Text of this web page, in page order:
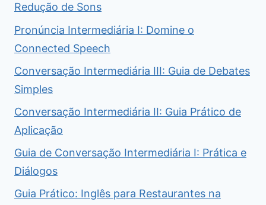
Redução de Sons
Pronúncia Intermediária I: Domine o
Connected Speech
Conversação Intermediária III: Guia de Debates
Simples
Conversação Intermediária II: Guia Prático de
Aplicação
Guia de Conversação Intermediária I: Prática e
Diálogos
Guia Prático: Inglês para Restaurantes na